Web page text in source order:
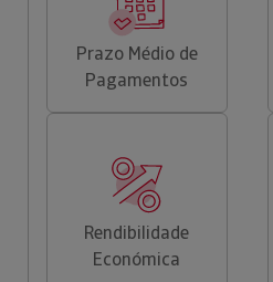
Prazo Médio de
Pagamentos
Rendibilidade
Económica